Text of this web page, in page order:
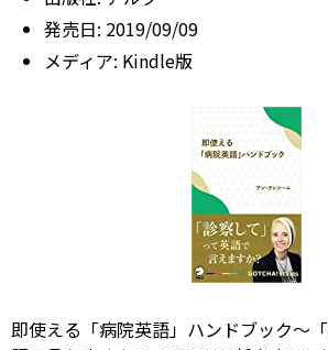
発売日: 2019/09/09
メディア: Kindle版
即使える「病院英語」ハンドブック～